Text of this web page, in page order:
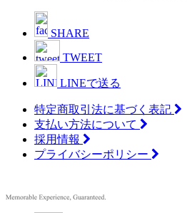
SHARE
TWEET
LINEで送る
特定商取引法に基づく表記
支払い方法について
採用情報
プライバシーポリシー